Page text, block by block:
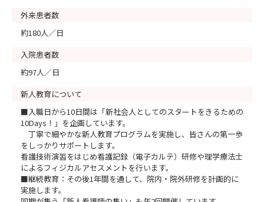
外来患者数
約180人／日
入院患者数
約97人／日
新人教育について
■入職日から10日間は「新社会人としてのスタートをきるための
10Days！」を企画しています。
丁寧で細やかな新人教育プログラムを実施し、皆さんの第一歩
をしっかりサポートします。
看護技術演習をはじめ看護記録（電子カルテ）研修や理学療法士
によるフィジカルアセスメントを行います。
■継続教育：その後1年間を通して、院内・院外研修を計画的に
実施します。